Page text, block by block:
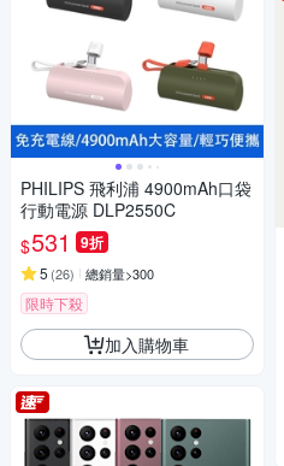
PHILIPS 飛利浦 4900mAh口袋
行動電源 DLP2550C
$531 9折
5 (26) 總銷量>300
限時下殺
加入購物車